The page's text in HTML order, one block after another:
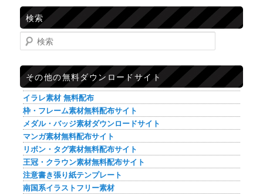
検索
検索
その他の無料ダウンロードサイト
イラレ素材 無料配布
枠・フレーム素材無料配布サイト
メダル・バッジ素材ダウンロードサイト
マンガ素材無料配布サイト
リボン・タグ素材無料配布サイト
王冠・クラウン素材無料配布サイト
注意書き張り紙テンプレート
南国系イラストフリー素材